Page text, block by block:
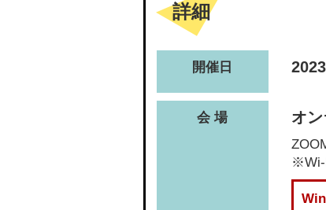
詳細
開催日
会 場 オ
※Wi-